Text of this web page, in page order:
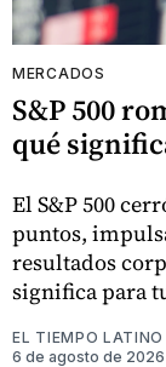
MERCADOS
S&P 500
qué
El S&P 500
puntos,
resultados
significa para
EL TIEMPO
6 de agosto de 2026